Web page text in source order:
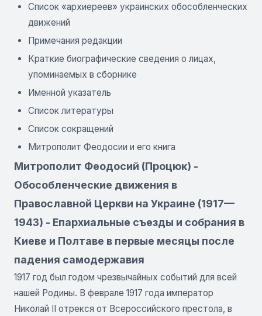
Список «архиереев» украинских обособленческих
движений
Примечания редакции
Краткие биографические сведения о лицах,
упоминаемых в сборнике
Именной указатель
Список литературы
Список сокращений
Митрополит Феодосии и его книга
Митрополит Феодосий (Процюк) -
Обособленческие движения в
Православной Церкви на Украине (1917—
1943) - Епархиальные съезды и собрания в
Киеве и Полтаве в первые месяцы после
падения самодержавия
1917 год был годом чрезвычайных событий для всей
нашей Родины. В феврале 1917 года император
Николай II отрекся от Всероссийского престола, в